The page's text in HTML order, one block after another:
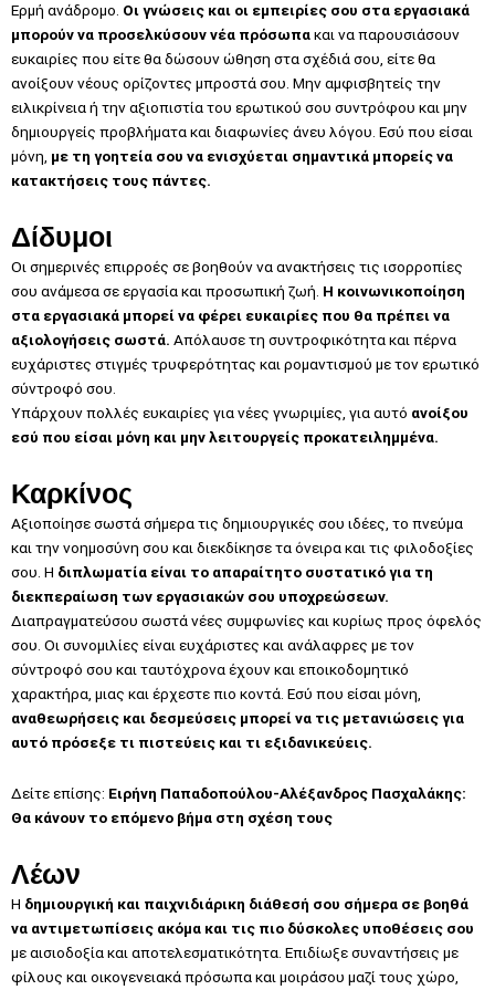
Ερμή ανάδρομο. Οι γνώσεις και οι εμπειρίες σου στα εργασιακά
μπορούν να προσελκύσουν νέα πρόσωπακαι να παρουσιάσουν
ευκαιρίες που είτε θα δώσουν ώθηση στα σχέδιά σου, είτε θα
ανοίξουν νέους ορίζοντες μπροστά σου. Μην αμφισβητείς την
ειλικρίνεια ή την αξιοπιστία του ερωτικού σου συντρόφου και μην
δημιουργείς προβλήματα και διαφωνίες άνευ λόγου. Εσύ που είσαι
μόνη, με τη γοητεία σου να ενισχύεται σημαντικά μπορείς να
κατακτήσεις τους πάντες.
Δίδυμοι
Οι σημερινές επιρροές σε βοηθούν να ανακτήσεις τις ισορροπίες
σου ανάμεσα σε εργασία και προσωπική ζωή. Η κοινωνικοποίηση
στα εργασιακά μπορεί να φέρει ευκαιρίες που θα πρέπει να
αξιολογήσεις σωστά. Απόλαυσε τη συντροφικότητα και πέρνα
ευχάριστες στιγμές τρυφερότητας και ρομαντισμού με τον ερωτικό
σύντροφό σου.
Υπάρχουν πολλές ευκαιρίες για νέες γνωριμίες, για αυτό ανοίξου
εσύ που είσαι μόνη και μην λειτουργείς προκατειλημμένα.
Καρκίνος
Αξιοποίησε σωστά σήμερα τις δημιουργικές σου ιδέες, το πνεύμα
και την νοημοσύνη σου και διεκδίκησε τα όνειρα και τις φιλοδοξίες
σου. Η διπλωματία είναι το απαραίτητο συστατικό για τη
διεκπεραίωση των εργασιακών σου υποχρεώσεων.
Διαπραγματεύσου σωστά νέες συμφωνίες και κυρίως προς όφελός
σου. Οι συνομιλίες είναι ευχάριστες και ανάλαφρες με τον
σύντροφό σου και ταυτόχρονα έχουν και εποικοδομητικό
χαρακτήρα, μιας και έρχεστε πιο κοντά. Εσύ που είσαι μόνη,
αναθεωρήσεις και δεσμεύσεις μπορεί να τις μετανιώσεις για
αυτό πρόσεξε τι πιστεύεις και τι εξιδανικεύεις.
Δείτε επίσης: Ειρήνη Παπαδοπούλου-Αλέξανδρος Πασχαλάκης:
Θα κάνουν το επόμενο βήμα στη σχέση τους
Λέων
Η δημιουργική και παιχνιδιάρικη διάθεσή σου σήμερα σε βοηθά
να αντιμετωπίσεις ακόμα και τις πιο δύσκολες υποθέσεις σου
με αισιοδοξία και αποτελεσματικότητα. Επιδίωξε συναντήσεις με
φίλους και οικογενειακά πρόσωπα και μοιράσου μαζί τους χώρο,